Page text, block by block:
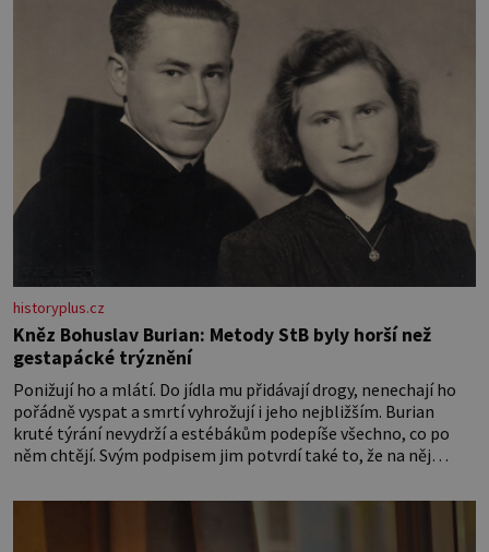
historyplus.cz
Kněz Bohuslav Burian: Metody StB byly horší než
gestapácké trýznění
Ponižují ho a mlátí. Do jídla mu přidávají drogy, nenechají ho
pořádně vyspat a smrtí vyhrožují i jeho nejbližším. Burian
kruté týrání nevydrží a estébákům podepíše všechno, co po
něm chtějí. Svým podpisem jim potvrdí také to, že na něj
Syn brněnského řezníka chce být knězem a